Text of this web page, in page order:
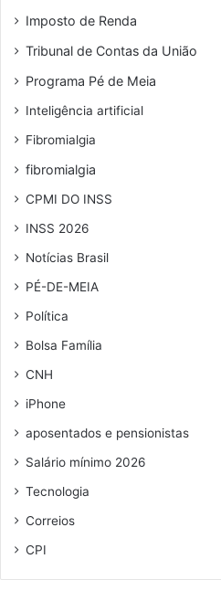
Imposto de Renda
Tribunal de Contas da União
Programa Pé de Meia
Inteligência artificial
Fibromialgia
fibromialgia
CPMI DO INSS
INSS 2026
Notícias Brasil
PÉ-DE-MEIA
Política
Bolsa Família
CNH
iPhone
aposentados e pensionistas
Salário mínimo 2026
Tecnologia
Correios
CPI